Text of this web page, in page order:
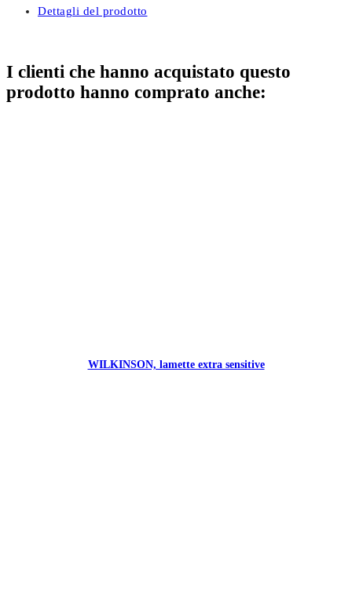
Dettagli del prodotto
I clienti che hanno acquistato questo
prodotto hanno comprato anche:
WILKINSON, lamette extra sensitive